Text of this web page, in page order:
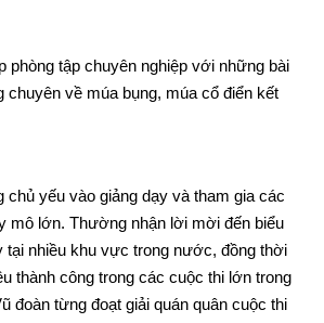
phòng tập chuyên nghiệp với những bài
chuyên về múa bụng, múa cổ điển kết
chủ yếu vào giảng dạy và tham gia các
mô lớn. Thường nhận lời mời đến biểu
tại nhiều khu vực trong nước, đồng thời
thành công trong các cuộc thi lớn trong
đoàn từng đoạt giải quán quân cuộc thi